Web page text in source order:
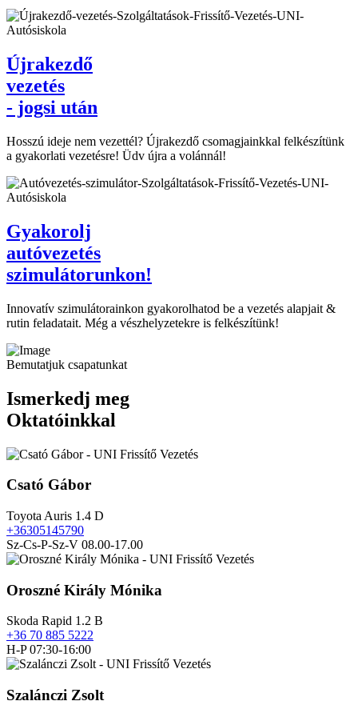
Újrakezdő
vezetés
- jogsi után
Hosszú ideje nem vezettél? Újrakezdő csomagjainkkal felkészítünk
a gyakorlati vezetésre! Üdv újra a volánnál!
Gyakorolj
autóvezetés
szimulátorunkon!
Innovatív szimulátorainkon gyakorolhatod be a vezetés alapjait &
rutin feladatait. Még a vészhelyzetekre is felkészítünk!
Bemutatjuk csapatunkat
Ismerkedj meg
Oktatóinkkal
Csató Gábor
Toyota Auris 1.4 D
+36305145790
Sz-Cs-P-Sz-V 08.00-17.00
Oroszné Király Mónika
Skoda Rapid 1.2 B
+36 70 885 5222
H-P 07:30-16:00
Szalánczi Zsolt